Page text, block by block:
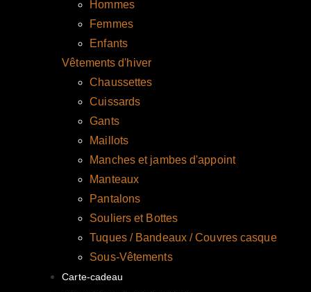
Hommes
Femmes
Enfants
Vêtements d'hiver
Chaussettes
Cuissards
Gants
Maillots
Manches et jambes d'appoint
Manteaux
Pantalons
Souliers et Bottes
Tuques / Bandeaux / Couvres casque
Sous-Vêtements
Carte-cadeau